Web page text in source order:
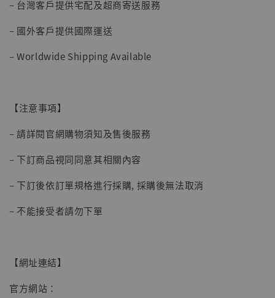
子彈飛 鵝城縣長 張麻子 [BK01]
– 台灣客戶提供宅配及超商寄送服務
– 國外客戶提供國際運送
– Worldwide Shipping Available
【注意事項】
– 請詳閱官網購物須知及售後服務
– 下訂商品視同同意其相關內容
– 下訂後依訂單規格進行採購, 採購後無法取消
– 不能接受者請勿下單
【網址連結】
官方網站：